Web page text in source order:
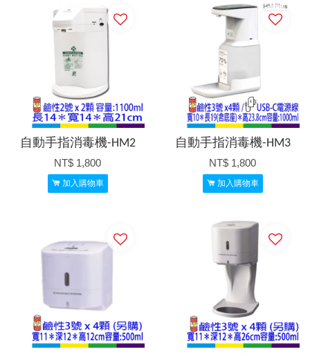
自動手指消毒機-HM2
NT$ 1,800
加入購物車
自動手指消毒機-HM3
NT$ 1,800
加入購物車